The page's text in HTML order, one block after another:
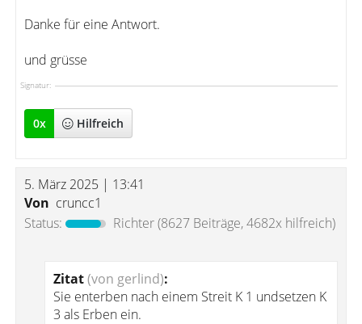
Danke für eine Antwort.
und grüsse
Signatur:
0x Hilfreich
5. März 2025 | 13:41
Von cruncc1
Status:
Richter(8627 Beiträge, 4682x hilfreich)
Zitat(von gerlind):
Sie enterben nach einem Streit K 1 undsetzen K
3 als Erben ein.